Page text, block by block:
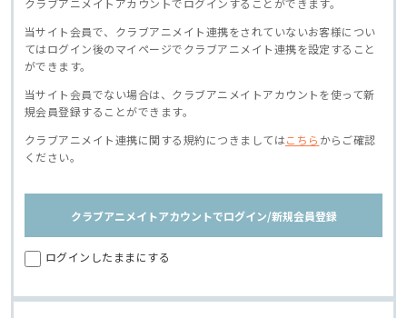
クラブアニメイトアカウントでログインすることができます。
当サイト会員で、クラブアニメイト連携をされていないお客様につい
てはログイン後のマイページでクラブアニメイト連携を設定すること
ができます。
当サイト会員でない場合は、クラブアニメイトアカウントを使って新
規会員登録することができます。
クラブアニメイト連携に関する規約につきましてはこちら からご確認
ください。
クラブアニメイトアカウントでログイン/新規会員登録
ログインしたままにする